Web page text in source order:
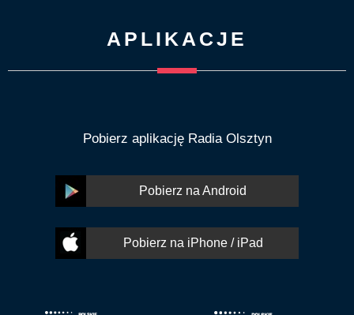
APLIKACJE
Pobierz aplikację Radia Olsztyn
Pobierz na Android
Pobierz na iPhone / iPad